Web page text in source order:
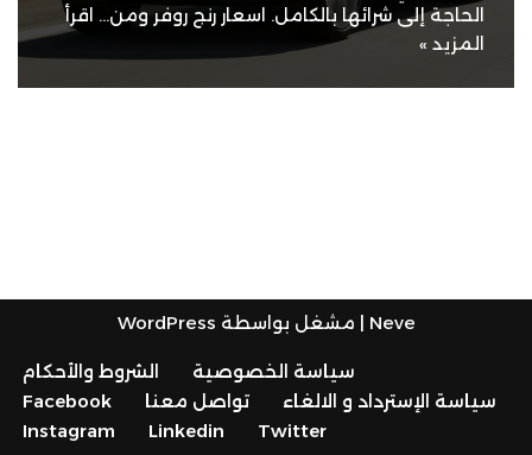
الحاجة إلى شرائها بالكامل. اسعار رنج روفر ومن… اقرأ
المزيد »
Neve | مشغل بواسطة WordPress
سياسة الخصوصية
الشروط والأحكام
سياسة الإسترداد و الالغاء
تواصل معنا
Facebook
Twitter
Linkedin
Instagram